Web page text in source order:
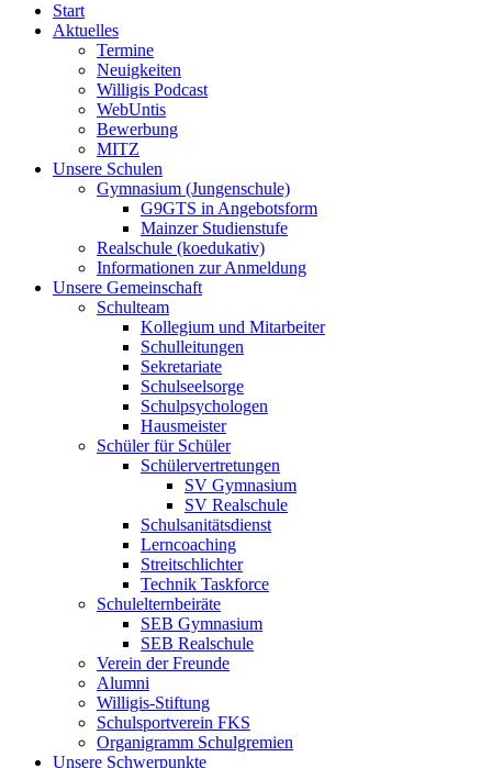
Start
Aktuelles
Termine
Neuigkeiten
Willigis Podcast
WebUntis
Bewerbung
MITZ
Unsere Schulen
Gymnasium (Jungenschule)
G9GTS in Angebotsform
Mainzer Studienstufe
Realschule (koedukativ)
Informationen zur Anmeldung
Unsere Gemeinschaft
Schulteam
Kollegium und Mitarbeiter
Schulleitungen
Sekretariate
Schulseelsorge
Schulpsychologen
Hausmeister
Schüler für Schüler
Schülervertretungen
SV Gymnasium
SV Realschule
Schulsanitätsdienst
Lerncoaching
Streitschlichter
Technik Taskforce
Schulelternbeiräte
SEB Gymnasium
SEB Realschule
Verein der Freunde
Alumni
Willigis-Stiftung
Schulsportverein FKS
Organigramm Schulgremien
Unsere Schwerpunkte